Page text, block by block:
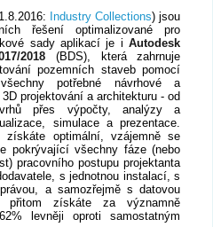
Industry Collections) jsou
řešení optimalizované pro
sady aplikací je iAutodesk
2018 (BDS), která zahrnuje
pozemních staveb pomocí
potřebné návrhové a
projektování a architekturu - od
přes výpočty, analýzy a
simulace a prezentace.
získáte optimální, vzájemně se
pokrývající všechny fáze (nebo
pracovního postupu projektanta
s jednotnou instalací, s
a samozřejmě s datovou
přitom získáte za významně
levněji oproti samostatným